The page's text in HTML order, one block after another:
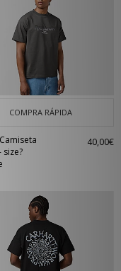
COMPRA RÁPIDA
size?
40,00€